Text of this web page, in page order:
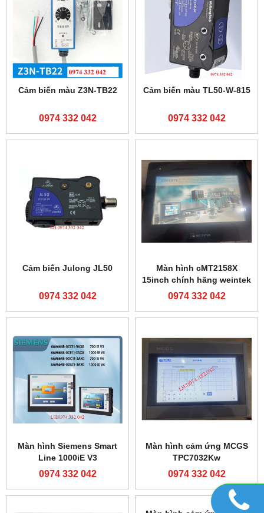
Cảm biến màu Z3N-TB22
0974 332 042
Cảm biến màu TL50-W-815
0974 332 042
Cảm biến Julong JL50
0974 332 042
Màn hình cMT2158X
15inch chính hãng weintek
0974 332 042
Màn hình Siemens Smart
Line 1000iE V3
0974 332 042
Màn hình cảm ứng MCGS
TPC7032Kw
0974 332 042